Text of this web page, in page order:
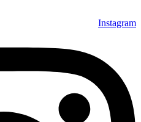
Instagram